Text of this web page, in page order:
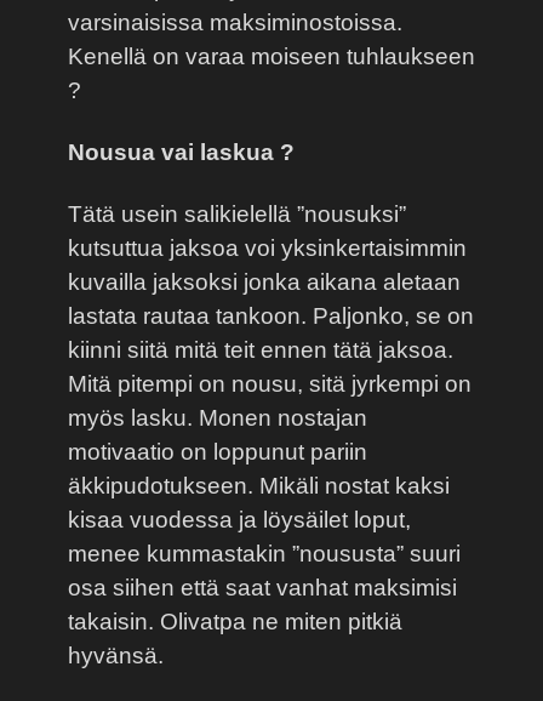
varsinaisissa maksiminostoissa.
Kenellä on varaa moiseen tuhlaukseen
?
Nousua vai laskua ?
Tätä usein salikielellä ”nousuksi”
kutsuttua jaksoa voi yksinkertaisimmin
kuvailla jaksoksi jonka aikana aletaan
lastata rautaa tankoon. Paljonko, se on
kiinni siitä mitä teit ennen tätä jaksoa.
Mitä pitempi on nousu, sitä jyrkempi on
myös lasku. Monen nostajan
motivaatio on loppunut pariin
äkkipudotukseen. Mikäli nostat kaksi
kisaa vuodessa ja löysäilet loput,
menee kummastakin ”noususta” suuri
osa siihen että saat vanhat maksimisi
takaisin. Olivatpa ne miten pitkiä
hyvänsä.